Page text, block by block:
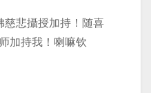
慈悲攝授加持！随喜
加持我！喇嘛钦